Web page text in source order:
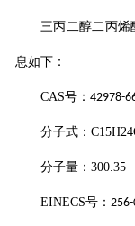
三丙二醇二丙烯
息如下：
CAS号： 42978-
分子式：
分子量： 300.35
EINECS号：